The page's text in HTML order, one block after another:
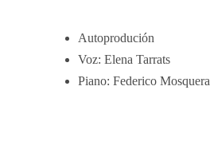
Autoprodución
Voz: Elena Tarrats
Piano: Federico Mosquera